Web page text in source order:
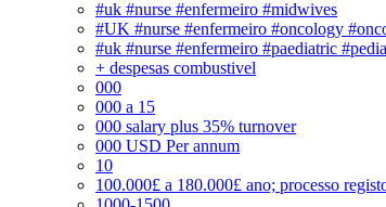
#uk #nurse #enfermeiro #midwives
#UK #nurse #enfermeiro #oncology
#uk #nurse #enfermeiro #paediatric
+ despesas combustivel
000
000 a 15
000 salary plus 35% turnover
000 USD Per annum
10
100.000£ a 180.000£ ano; processo